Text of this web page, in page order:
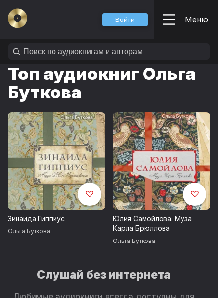
Войти Меню
Топ аудиокниг Ольга
Буткова
Зинаида Гиппиус
Ольга Буткова
Юлия Самойлова. Муза
Карла Брюллова
Ольга Буткова
Слушай без интернета